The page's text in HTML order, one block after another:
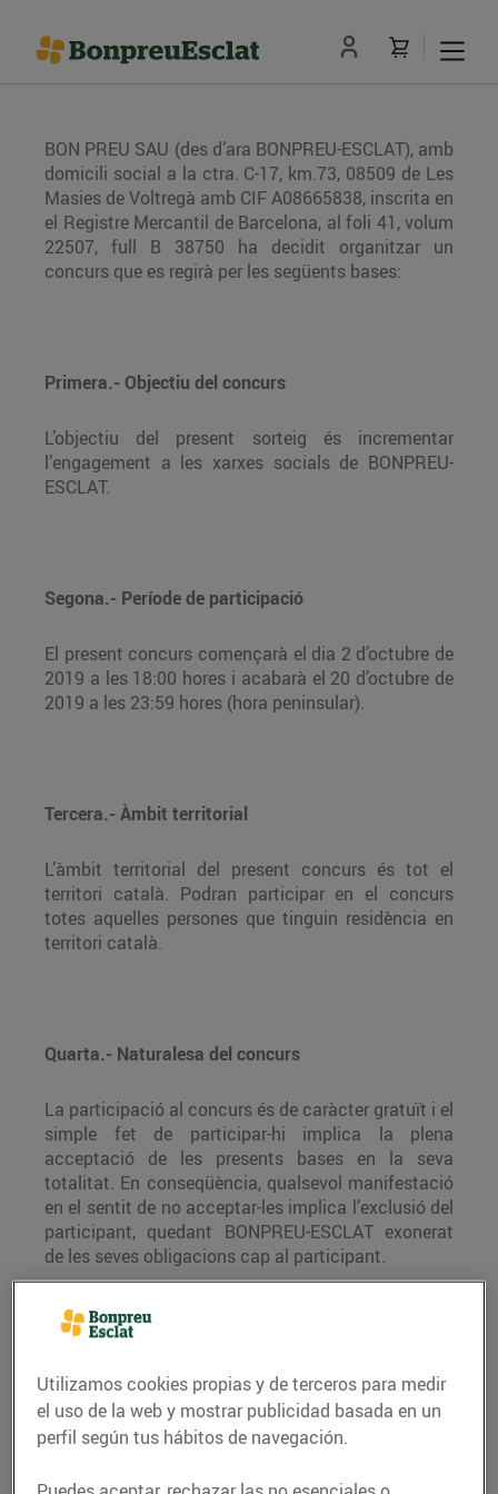
BON PREU SAU (des d’ara BONPREU-ESCLAT), amb
domicili social a la ctra. C-17, km.73, 08509 de Les
Masies de Voltregà amb CIF A08665838, inscrita en
el Registre Mercantil de Barcelona, al foli 41, volum
22507, full B 38750 ha decidit organitzar un
concurs que es regirà per les següents bases:
Primera.- Objectiu del concurs
L’objectiu del present sorteig és incrementar
l’engagement a les xarxes socials de BONPREU-
ESCLAT.
Segona.- Període de participació
El present concurs començarà el dia 2 d’octubre de
2019 a les 18:00 hores i acabarà el 20 d’octubre de
2019 a les 23:59 hores (hora peninsular).
Tercera.- Àmbit territorial
L’àmbit territorial del present concurs és tot el
territori català. Podran participar en el concurs
totes aquelles persones que tinguin residència en
territori català.
Quarta.- Naturalesa del concurs
La participació al concurs és de caràcter gratuït i el
simple fet de participar-hi implica la plena
acceptació de les presents bases en la seva
totalitat. En conseqüència, qualsevol manifestació
en el sentit de no acceptar-les implica l’exclusió del
participant, quedant BONPREU-ESCLAT exonerat
de les seves obligacions cap al participant.
Les persones que vulguin participar hauran de
respondre el qüestionari de formatges i registrar-se
Utilizamos cookies propias y de terceros para medir
el uso de la web y mostrar publicidad basada en un
perfil según tus hábitos de navegación.